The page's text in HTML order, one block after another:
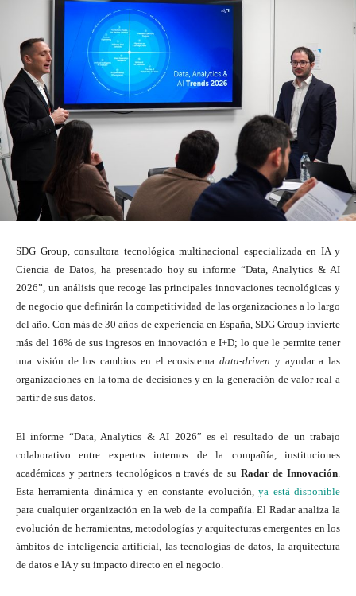
SDG Group, consultora tecnológica multinacional especializada en IA y
Ciencia de Datos, ha presentado hoy su informe “Data, Analytics & AI
2026”, un análisis que recoge las principales innovaciones tecnológicas y
de negocio que definirán la competitividad de las organizaciones a lo largo
del año. Con más de 30 años de experiencia en España, SDG Group invierte
más del 16% de sus ingresos en innovación e I+D; lo que le permite tener
una visión de los cambios en el ecosistema data-driven y ayudar a las
organizaciones en la toma de decisiones y en la generación de valor real a
partir de sus datos.
El informe “Data, Analytics & AI 2026” es el resultado de un trabajo
colaborativo entre expertos internos de la compañía, instituciones
académicas y partners tecnológicos a través de su Radar de Innovación
Esta herramienta dinámica y en constante evolución,ya está disponible
para cualquier organización en la web de la compañía. El Radar analiza la
evolución de herramientas, metodologías y arquitecturas emergentes en los
ámbitos de inteligencia artificial, las tecnologías de datos, la arquitectura
de datos e IA y su impacto directo en el negocio.